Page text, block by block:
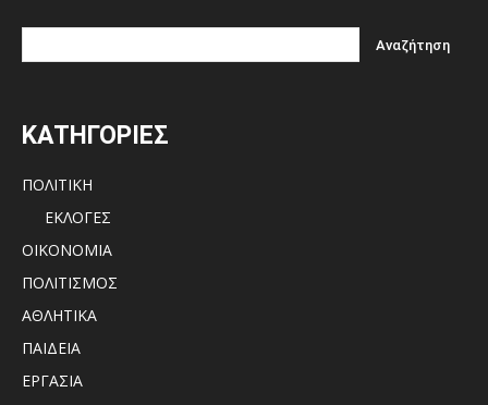
ΚΑΤΗΓΟΡΙΕΣ
ΠΟΛΙΤΙΚΗ
ΕΚΛΟΓΕΣ
ΟΙΚΟΝΟΜΙΑ
ΠΟΛΙΤΙΣΜΟΣ
ΑΘΛΗΤΙΚΑ
ΠΑΙΔΕΙΑ
ΕΡΓΑΣΙΑ